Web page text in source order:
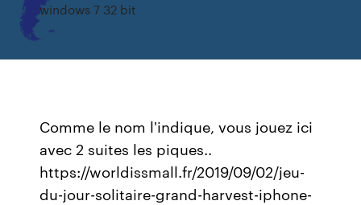
windows 7 32 bit
Comme le nom l'indique, vous jouez ici
avec 2 suites les piques..
https://worldissmall.fr/2019/09/02/jeu-
du-jour-solitaire-grand-harvest-iphone-